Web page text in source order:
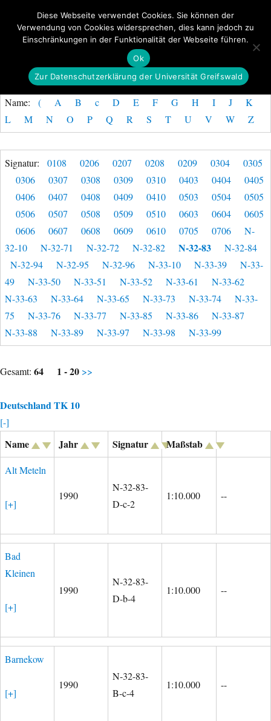
GeoGREIF MENÜ
Name: ( A B c D E F G H I J
K
L
M N O P Q R S T U V W Z
Signatur: 0108 0206 0207 0208 0209 0304
0305
0306
0307 0308 0309 0310 0403 0404
0405
0406
0407 0408 0409 0410 0503 0504
0505
0506
0507 0508 0509 0510 0603 0604
0605
0606
0607 0608 0609 0610 0705 0706
N-
32-10
N-32-71 N-32-72 N-32-82 N-32-83
N-32-84
N-32-94
N-32-95 N-32-96 N-33-10 N-33-39
N-33-
49
N-33-50 N-33-51 N-33-52 N-33-61
N-33-62
N-33-63
N-33-64 N-33-65 N-33-73 N-33-74
N-33-
75
N-33-76 N-33-77 N-33-85 N-33-86
N-33-87
N-33-88
N-33-89 N-33-97 N-33-98 N-33-99
Gesamt: 64 1 - 20 >>
Deutschland TK 10
[-]
Name Jahr Signatur Maßstab
Alt Meteln
[+]
1990
N-32-83-
D-c-2
1:10.000 --
Bad
Kleinen
[+]
1990
N-32-83-
D-b-4
1:10.000 --
Barnekow
[+]
1990
N-32-83-
B-c-4
1:10.000 --
Diese Webseite verwendet Cookies. Sie können der
Verwendung von Cookies widersprechen, dies kann jedoch zu
Einschränkungen in der Funktionalität der Webseite führen.
Ok
Zur Datenschutzerklärung der Universität Greifswald